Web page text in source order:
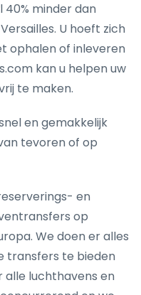
minder dan
U hoeft zich
ophalen of inleveren
kan u helpen uw
te maken.
en gemakkelijk
tevoren of op
en
op
We doen er alles
transfers te bieden
alle luchthavens en